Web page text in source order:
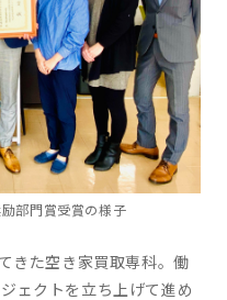
部門賞受賞の様子
きた空き家買取専科。働
ェクトを立ち上げて進め